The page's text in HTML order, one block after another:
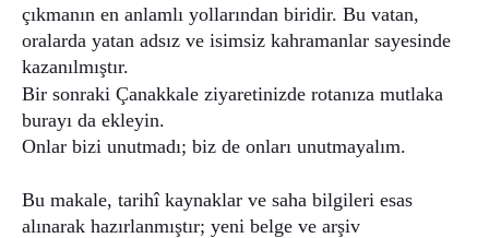
çıkmanın en anlamlı yollarından biridir. Bu vatan,
oralarda yatan adsız ve isimsiz kahramanlar sayesinde
kazanılmıştır.
Bir sonraki Çanakkale ziyaretinizde rotanıza mutlaka
burayı da ekleyin.
Onlar bizi unutmadı; biz de onları unutmayalım.
Bu makale, tarihî kaynaklar ve saha bilgileri esas
alınarak hazırlanmıştır; yeni belge ve arşiv